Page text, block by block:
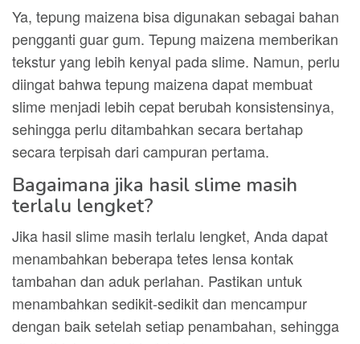
Ya, tepung maizena bisa digunakan sebagai bahan
pengganti guar gum. Tepung maizena memberikan
tekstur yang lebih kenyal pada slime. Namun, perlu
diingat bahwa tepung maizena dapat membuat
slime menjadi lebih cepat berubah konsistensinya,
sehingga perlu ditambahkan secara bertahap
secara terpisah dari campuran pertama.
Bagaimana jika hasil slime masih
terlalu lengket?
Jika hasil slime masih terlalu lengket, Anda dapat
menambahkan beberapa tetes lensa kontak
tambahan dan aduk perlahan. Pastikan untuk
menambahkan sedikit-sedikit dan mencampur
dengan baik setelah setiap penambahan, sehingga